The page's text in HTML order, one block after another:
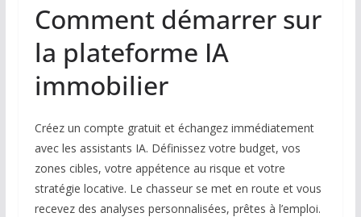
Comment démarrer sur
la plateforme IA
immobilier
Créez un compte gratuit et échangez immédiatement
avec les assistants IA. Définissez votre budget, vos
zones cibles, votre appétence au risque et votre
stratégie locative. Le chasseur se met en route et vous
recevez des analyses personnalisées, prêtes à l’emploi.